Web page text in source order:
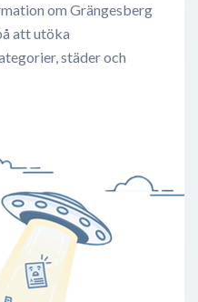
om Grängesberg
att utöka
städer och